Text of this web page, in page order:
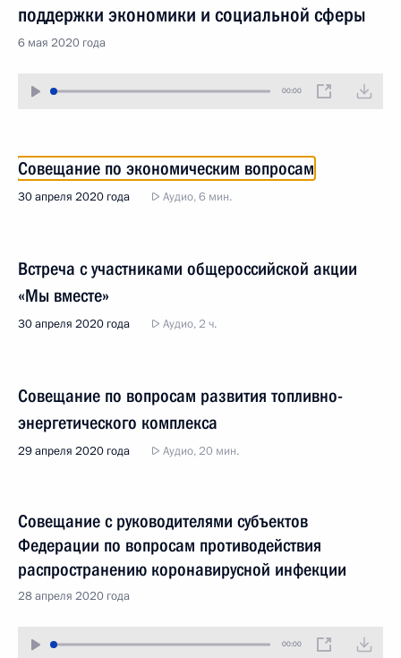
поддержки экономики и социальной сферы
6 мая 2020 года
00:00
Совещание по экономическим вопросам
30 апреля 2020 года Аудио, 6 мин.
Встреча с участниками общероссийской акции
«Мы вместе»
30 апреля 2020 года Аудио, 2 ч.
Совещание по вопросам развития топливно-
энергетического комплекса
29 апреля 2020 года Аудио, 20 мин.
Совещание с руководителями субъектов
Федерации по вопросам противодействия
распространению коронавирусной инфекции
28 апреля 2020 года
00:00